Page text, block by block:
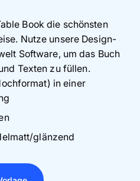
Book die schönsten
Nutze unsere Design-
Software, um das Buch
Texten zu füllen.
in einer
glänzend